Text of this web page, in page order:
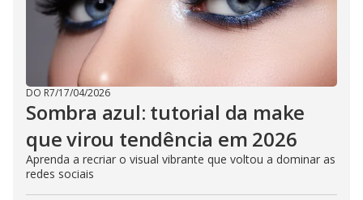
DO R7/17/04/2026
Sombra azul: tutorial da make
que virou tendência em 2026
Aprenda a recriar o visual vibrante que voltou a dominar as
redes sociais